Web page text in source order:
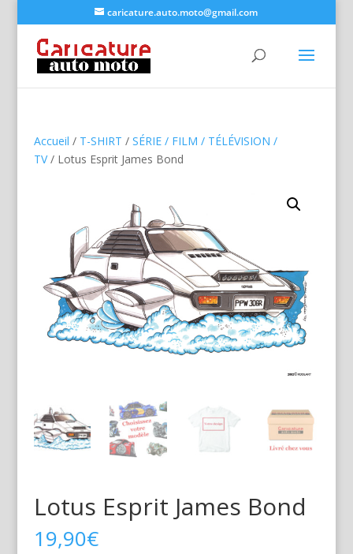
caricature.auto.moto@gmail.com
Accueil / T-SHIRT / SÉRIE / FILM / TÉLÉVISION /
TV/ Lotus Esprit James Bond
Lotus Esprit James Bond
19,90€